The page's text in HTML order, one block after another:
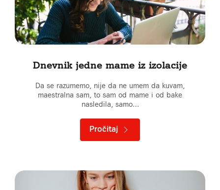
Dnevnik jedne mame iz izolacije
Da se razumemo, nije da ne umem da kuvam,
maestralna sam, to sam od mame i od bake
nasledila, samo…
Pročitaj